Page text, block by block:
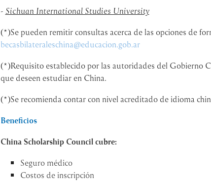
- Sichuan International Studies University
(*)Se pueden remitir consultas acerca de las opciones de
becasbilateraleschina@educacion.gob.ar
(*)Requisito establecido por las autoridades del Gobierno
que deseen estudiar en China.
(*)Se recomienda contar con nivel acreditado de idioma
Beneficios
China Scholarship Council cubre:
Seguro médico
Costos de inscripción